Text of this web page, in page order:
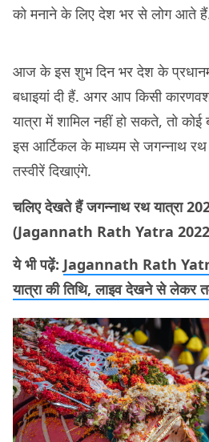
को मनाने के लिए देश भर से लोग आते
आज के इस शुभ दिन भर देश के
बधाइयां दी हैं. अगर आप किसी
यात्रा में शामिल नहीं हो सकते, तो
इस आर्टिकल के माध्यम से जगन्नाथ
तस्वीरें दिखाएंगे.
चलिए देखते हैं जगन्नाथ रथ यात्रा
(Jagannath Rath Yatra
ये भी पढ़ें: Jagannath Rath
यात्रा की तिथि, लाइव देखने से लेकर